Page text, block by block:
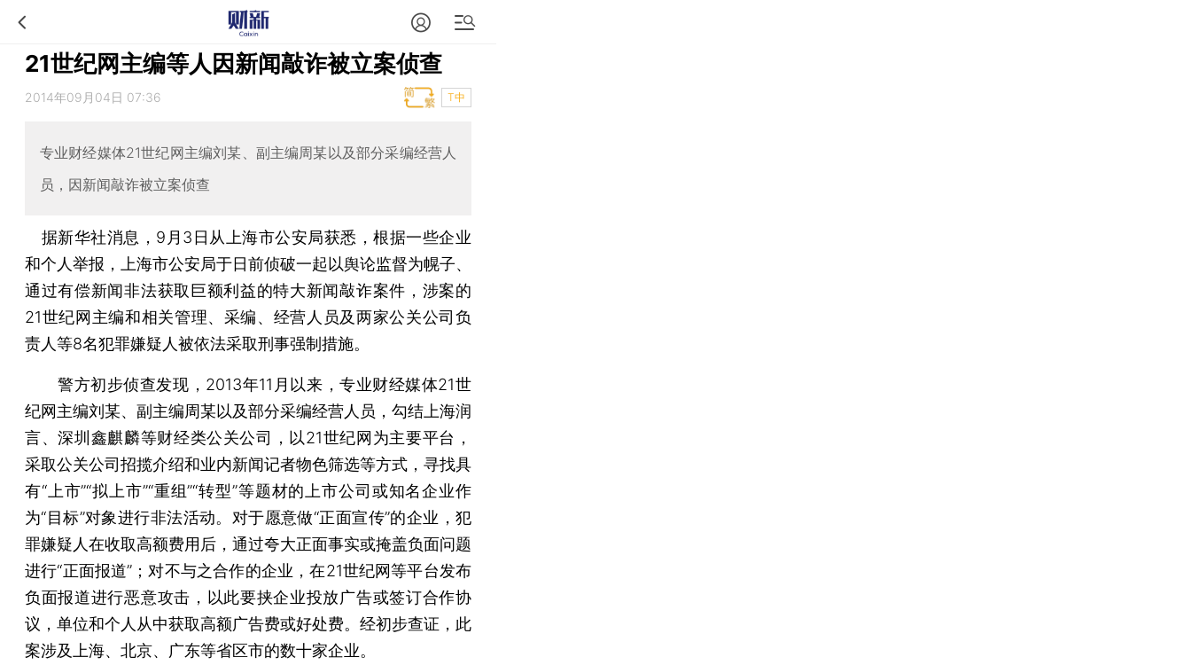
21世纪网主编等人因新闻敲诈被立案侦查
2014年09月04日 07:36 T中
专业财经媒体21世纪网主编刘某、副主编周某以及部分采编经营人
员，因新闻敲诈被立案侦查
据新华社消息，9月3日从上海市公安局获悉，根据一些企业
和个人举报，上海市公安局于日前侦破一起以舆论监督为幌子、
通过有偿新闻非法获取巨额利益的特大新闻敲诈案件，涉案的
21世纪网主编和相关管理、采编、经营人员及两家公关公司负
责人等8名犯罪嫌疑人被依法采取刑事强制措施。
警方初步侦查发现，2013年11月以来，专业财经媒体21世
纪网主编刘某、副主编周某以及部分采编经营人员，勾结上海润
言、深圳鑫麒麟等财经类公关公司，以21世纪网为主要平台，
采取公关公司招揽介绍和业内新闻记者物色筛选等方式，寻找具
有“上市”“拟上市”“重组”“转型”等题材的上市公司或知名企业作
为“目标”对象进行非法活动。对于愿意做“正面宣传”的企业，犯
罪嫌疑人在收取高额费用后，通过夸大正面事实或掩盖负面问题
进行“正面报道”；对不与之合作的企业，在21世纪网等平台发布
负面报道进行恶意攻击，以此要挟企业投放广告或签订合作协
议，单位和个人从中获取高额广告费或好处费。经初步查证，此
案涉及上海、北京、广东等省区市的数十家企业。